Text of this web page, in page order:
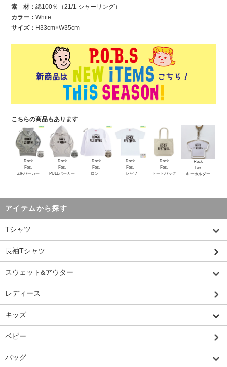
素 材：綿100％（21/1 シャーリング）
カラー：White
サイズ： H33cm×W35cm
こちらの商品もあります
Rock
Fes.
ZIPパーカー
Rock
Fes.
PULLパーカー
Rock
Fes.
ロンT
Rock
Fes.
Tシャツ
Rock
Fes.
トートバッグ
Rock
Fes.
キーホルダー
アイテムから探す
Tシャツ
長袖Tシャツ
スウェット&アウター
レディース
キッズ
ベビー
バッグ